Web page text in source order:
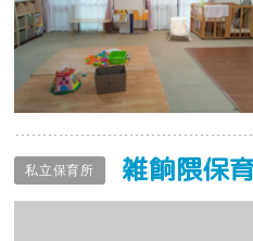
私立保育所 雑餉隈保